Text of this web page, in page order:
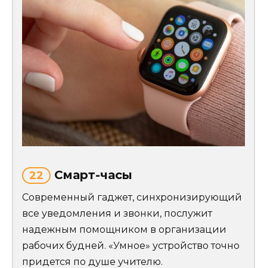
22 Смарт-часы
Современный гаджет, синхронизирующий
все уведомления и звонки, послужит
надежным помощником в организации
рабочих будней. «Умное» устройство точно
придется по душе учителю.